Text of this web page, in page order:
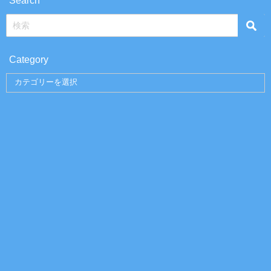
Category